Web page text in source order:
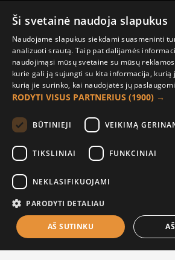
Pirkėjo paskyra
Mano paskyra
Užsakymai
Naujienlaiškiai
Informacija užsakovui
Apie mus
Pristatymo informacija
Privatumo ir slapukų politika
Sąlygos ir taisyklės
FILTER PRODUCTS
Ši svetainė naudoja slapukus
Naudojame slapukus siekdami suasmeninti
analizuoti srautą. Taip pat dalijamės
naudojimąsi mūsų svetaine su mūsų
kurie gali ją sujungti su kita informacija, kurią
kurią jie surinko, kai naudojatės jų
RODYTI VISUS PARTNERIUS (1900) →
BŪTINIEJI VEIKIMĄ
TIKSLINIAI FUNKCINIAI
NEKLASIFIKUOJAMI
PARODYTI DETALIAU
AŠ SUTINKU